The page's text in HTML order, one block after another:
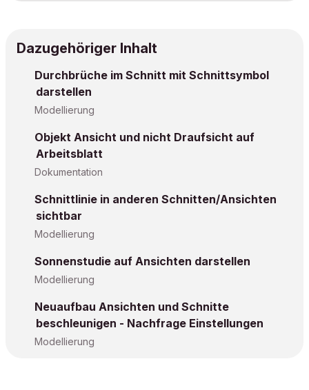
Dazugehöriger Inhalt
Durchbrüche im Schnitt mit Schnittsymbol
darstellen
Modellierung
Objekt Ansicht und nicht Draufsicht auf
Arbeitsblatt
Dokumentation
Schnittlinie in anderen Schnitten/Ansichten
sichtbar
Modellierung
Sonnenstudie auf Ansichten darstellen
Modellierung
Neuaufbau Ansichten und Schnitte
beschleunigen - Nachfrage Einstellungen
Modellierung